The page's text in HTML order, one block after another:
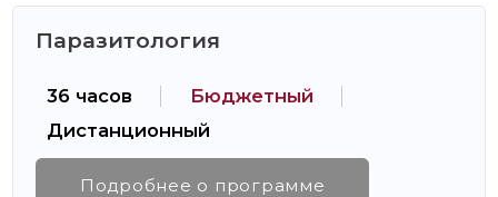
Паразитология
36 часов
Бюджетный
Дистанционный
Подробнее о программе